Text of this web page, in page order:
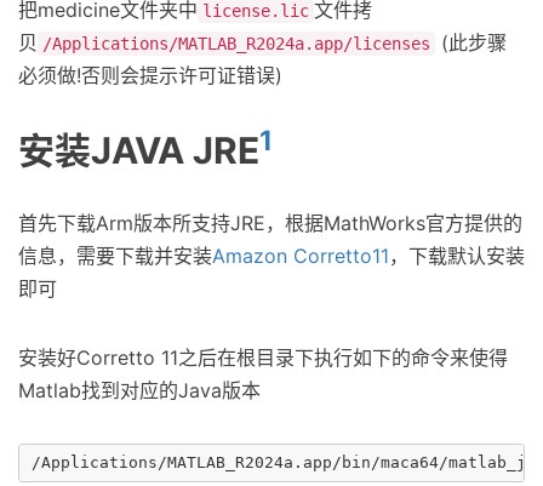
把medicine文件夹中 license.lic 文件拷
贝 /Applications/MATLAB_R2024a.app/licenses
(此步骤
必须做!否则会提示许可证错误)
安装JAVA JRE1
首先下载Arm版本所支持JRE，根据MathWorks官方提供的
信息，需要下载并安装Amazon Corretto11，下载默认安装
即可
安装好Corretto 11之后在根目录下执行如下的命令来使得
Matlab找到对应的Java版本